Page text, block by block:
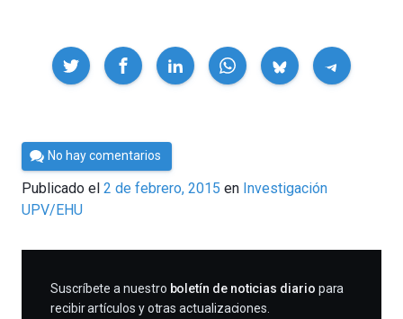
Compartir
Por
César
Tomé
No hay comentarios
Publicado el 2 de febrero, 2015 en Investigación
UPV/EHU
SUSCRIBIRME
Suscríbete a nuestro boletín de noticias diario para
recibir artículos y otras actualizaciones.